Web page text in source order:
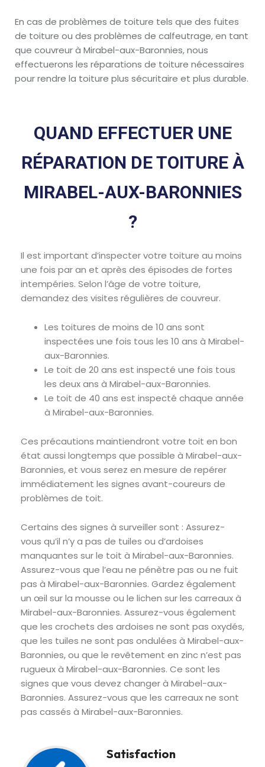
En cas de problèmes de toiture tels que des fuites
de toiture ou des problèmes de calfeutrage, en tant
que couvreur à Mirabel-aux-Baronnies, nous
effectuerons les réparations de toiture nécessaires
pour rendre la toiture plus sécuritaire et plus durable.
QUAND EFFECTUER UNE
RÉPARATION DE TOITURE À
MIRABEL-AUX-BARONNIES
?
Il est important d’inspecter votre toiture au moins
une fois par an et après des épisodes de fortes
intempéries. Selon l’âge de votre toiture,
demandez des visites régulières de couvreur.
Les toitures de moins de 10 ans sont
inspectées une fois tous les 10 ans à Mirabel-
aux-Baronnies.
Le toit de 20 ans est inspecté une fois tous
les deux ans à Mirabel-aux-Baronnies.
Le toit de 40 ans est inspecté chaque année
à Mirabel-aux-Baronnies.
Ces précautions maintiendront votre toit en bon
état aussi longtemps que possible à Mirabel-aux-
Baronnies, et vous serez en mesure de repérer
immédiatement les signes avant-coureurs de
problèmes de toit.
Certains des signes à surveiller sont : Assurez-
vous qu’il n’y a pas de tuiles ou d’ardoises
manquantes sur le toit à Mirabel-aux-Baronnies.
Assurez-vous que l’eau ne pénètre pas ou ne fuit
pas à Mirabel-aux-Baronnies. Gardez également
un œil sur la mousse ou le lichen sur les carreaux à
Mirabel-aux-Baronnies. Assurez-vous également
que les crochets des ardoises ne sont pas oxydés,
que les tuiles ne sont pas ondulées à Mirabel-aux-
Baronnies, ou que le revêtement en zinc n’est pas
rugueux à Mirabel-aux-Baronnies. Ce sont les
signes que vous devez changer à Mirabel-aux-
Baronnies. Assurez-vous que les carreaux ne sont
pas cassés à Mirabel-aux-Baronnies.
Satisfaction